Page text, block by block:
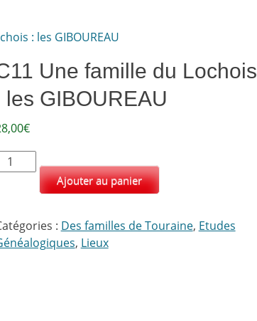
: les GIBOUREAU
Une famille du Lochois
les GIBOUREAU
€
quantité
Ajouter au panier
: Des familles de Touraine, Etudes
, Lieux